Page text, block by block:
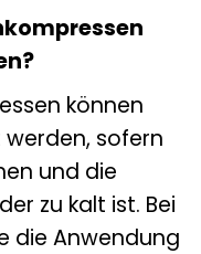
können
sofern
und die
zu kalt ist. Bei
die Anwendung